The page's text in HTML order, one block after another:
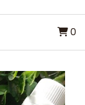
0